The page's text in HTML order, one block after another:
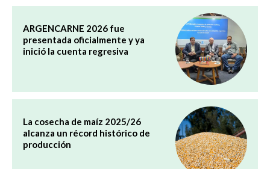
ARGENCARNE 2026 fue
presentada oficialmente y ya
inició la cuenta regresiva
La cosecha de maíz 2025/26
alcanza un récord histórico de
producción